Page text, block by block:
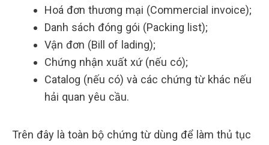
Hoá đơn thương mại (Commercial invoice);
Danh sách đóng gói (Packing list);
Vận đơn (Bill of lading);
Chứng nhận xuất xứ (nếu có);
Catalog (nếu có) và các chứng từ khác nếu
hải quan yêu cầu.
Trên đây là toàn bộ chứng từ dùng để làm thủ tục